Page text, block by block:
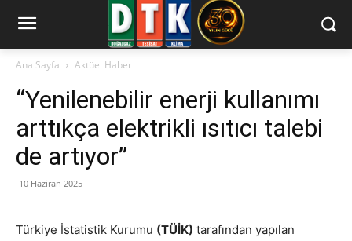
Ana Sayfa Aktüel Haber
“Yenilenebilir enerji kullanımı
arttıkça elektrikli ısıtıcı talebi
de artıyor”
10 Haziran 2025
Türkiye İstatistik Kurumu (TÜİK) tarafından yapılan